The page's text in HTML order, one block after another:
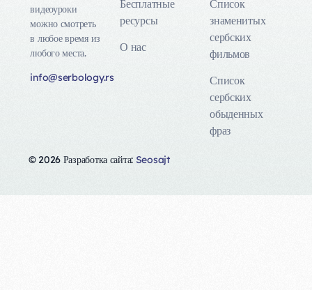
видеоуроки
можно смотреть
в любое время из
любого места.
info@serbology.rs
Бесплатные
ресурсы
О нас
Список
знаменитых
сербских
фильмов
Список
сербских
обыденных
фраз
© 2026 Разработка сайта: Seosajt